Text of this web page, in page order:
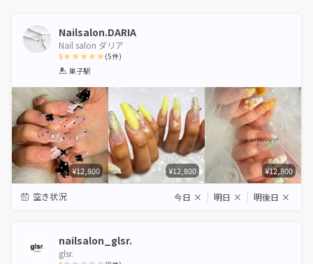
Nailsalon.DARIA
Nail salon ダリア
5
1 2 3 4
(5件)
巣子駅
¥12,800 ¥12,800 ¥12,800
空き状況 今日 × 明日 × 明後日 ×
nailsalon_glsr.
glsr.